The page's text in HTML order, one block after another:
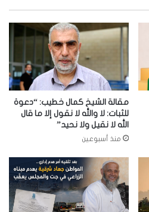
مقالة الشيخ كمال خطيب: “دعوة
للثبات: لا والله لا نقول إلا ما قال
الله لا نقيل ولا نحيد”
منذ أسبوعين